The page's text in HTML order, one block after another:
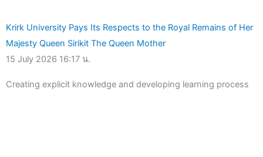
Krirk University Pays Its Respects to the Royal Remains of Her
Majesty Queen Sirikit The Queen Mother
15 July 2026 16:17 น.
Creating explicit knowledge and developing learning process